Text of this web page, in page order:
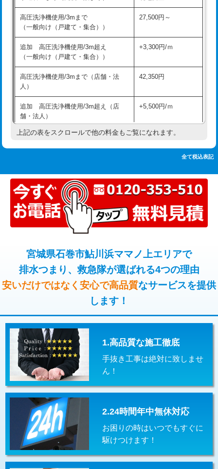
追加人工 16,500円
廃棄・処分 現場見積
※給水管工事は20mmまでの価格です。
持込商品取付（混合水栓）
持込商品取付（浄水器・分岐水栓） 16,500円
業）
排水管工事（追加 排水管工事/3ｍ超
え）
マス交換（土の掘削・埋め戻し作業） 11,000円~
マス交換（深さ50㎝以上） 66,000円
コンクリート斫り（厚さ10㎝まで） 27,500円
コンクリート斫り（厚さ10㎝超え） 38,500円
モルタル補修（厚さ10㎝まで） 27,500円
モルタル補修（厚さ10㎝超え） 38,500円
追加人工 16,500円
高圧洗浄機使用/3mまで
（一般向け（戸建て・集合））
27,500円～
追加 高圧洗浄機使用/3m超え
（一般向け（戸建て・集合））
+3,300円/ｍ
高圧洗浄機使用/3mまで（店舗・法
人）
42,350円
追加 高圧洗浄機使用/3m超え（店
舗・法人）
+5,500円/ｍ
高度高圧洗浄換 現地調査
トーラー機使用/3mまで 33,000円
追加トーラー機使用/3m超え +3,300円
カメラ調査 33,000円
止水・漏水調査・防水処理・清掃・修
理・調整・分解・加工など（軽作業）
11,000円
止水・漏水調査・防水処理・清掃・修
理・調整・分解・加工など（中作業）
22,000円
止水・漏水調査・防水処理・清掃・修
理・調整・分解・加工など（重作業）
33,000円
その他部品の脱着 8,800円～
交換・取付（タンク） 22,000円+材料費
交換・取付(単水栓（壁付・デッキ
式）)
13,200円+材料費
交換・取付(混合水栓（壁付・デッキ
式・ワンホール）)
16,500円+材料費
交換・取付(排水栓・排水トラップ
（P/S/ポップアップ））
22,000円+材料費
上記の表をスクロールで他の料金もご覧になれます。
全て税込表記
宮城県石巻市鮎川浜ママノ上エリアで
排水つまり、救急隊が選ばれる4つの理由
安いだけではなく安心で高品質なサービスを提供
します！
1.高品質な施工徹底
手抜き工事は絶対に致しませ
ん！
2.24時間年中無休対応
お困りの時はいつでもすぐに
駆けつけます！